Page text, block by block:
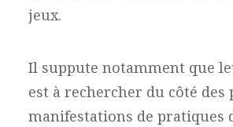
jeux.
Il suppute notamment que
est à rechercher du côté des
manifestations de pratiques